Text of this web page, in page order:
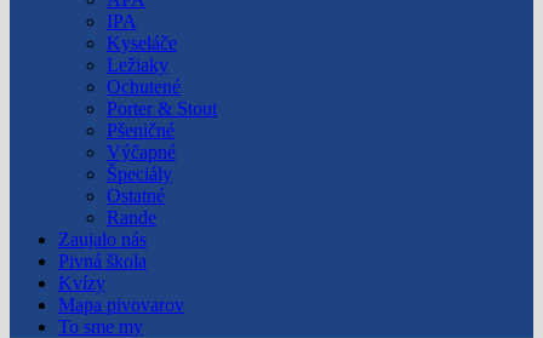
menu
IPA
Kyseláče
Ležiaky
Ochutené
Porter & Stout
Pšeničné
Výčapné
Špeciály
Ostatné
Rande
Zaujalo nás
Pivná škola
Kvízy
Mapa pivovarov
To sme my